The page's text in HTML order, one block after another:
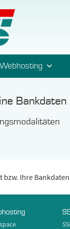
Webhosting
bzw. Ihre